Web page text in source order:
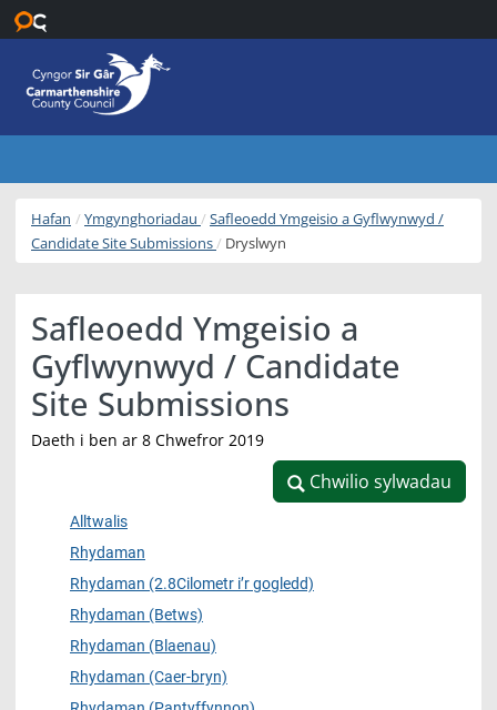
Hafan Ymgynghoriadau
Safleoedd Ymgeisio a Gyflwynwyd /
Candidate Site Submissions
Dryslwyn
Safleoedd Ymgeisio a
Gyflwynwyd / Candidate
Site Submissions
Daeth i ben ar 8 Chwefror 2019
Chwilio sylwadau
Chwilio sylwadau
Alltwalis
Rhydaman
Rhydaman (2.8Cilometr i’r gogledd)
Rhydaman (Betws)
Rhydaman (Blaenau)
Rhydaman (Caer-bryn)